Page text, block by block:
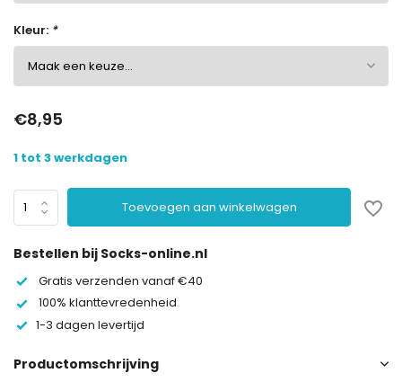
Kleur: *
€8,95
1 tot 3 werkdagen
Toevoegen aan winkelwagen
Bestellen bij Socks-online.nl
Gratis verzenden vanaf €40
100% klanttevredenheid
1-3 dagen levertijd
Productomschrijving